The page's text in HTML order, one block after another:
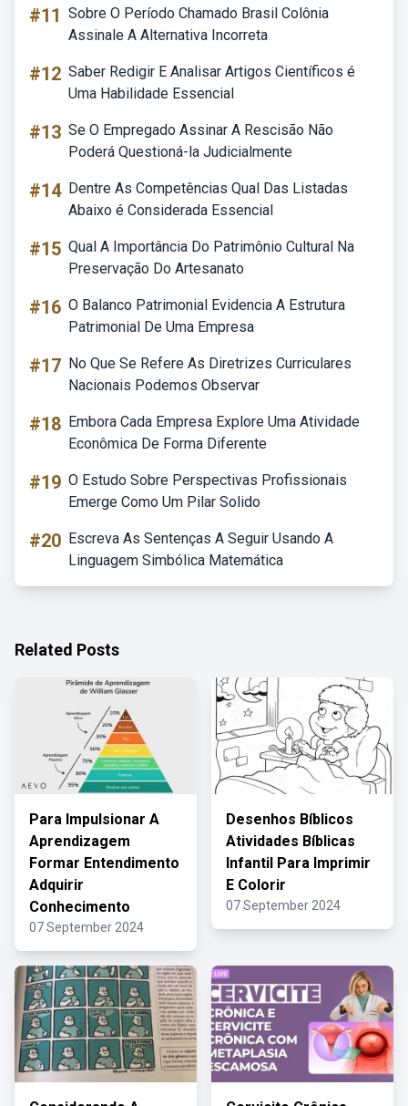
#11 Sobre O Período Chamado Brasil Colônia
Assinale A Alternativa Incorreta
#12 Saber Redigir E Analisar Artigos Científicos é
Uma Habilidade Essencial
#13 Se O Empregado Assinar A Rescisão Não
Poderá Questioná-la Judicialmente
#14 Dentre As Competências Qual Das Listadas
Abaixo é Considerada Essencial
#15 Qual A Importância Do Patrimônio Cultural Na
Preservação Do Artesanato
#16 O Balanco Patrimonial Evidencia A Estrutura
Patrimonial De Uma Empresa
#17 No Que Se Refere As Diretrizes Curriculares
Nacionais Podemos Observar
#18 Embora Cada Empresa Explore Uma Atividade
Econômica De Forma Diferente
#19 O Estudo Sobre Perspectivas Profissionais
Emerge Como Um Pilar Solido
#20 Escreva As Sentenças A Seguir Usando A
Linguagem Simbólica Matemática
Related Posts
Para Impulsionar A
Aprendizagem
Formar Entendimento
Adquirir
Conhecimento
07 September 2024
Desenhos Bíblicos
Atividades Bíblicas
Infantil Para Imprimir
E Colorir
07 September 2024